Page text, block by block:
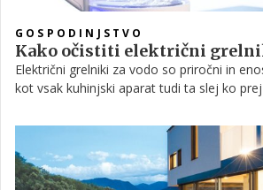
GOSPODINJSTVO
Kako očistiti električni
Električni grelniki za vodo so priročni in
kot vsak kuhinjski aparat tudi ta slej ko
previdno, hkrati pa nam sama oblika
čiščenja. Bistvenega pomena je, da
kamen, ki se kopiči v notranjosti in lahko
plesni ter ustvarja idealno okolje za razvoj